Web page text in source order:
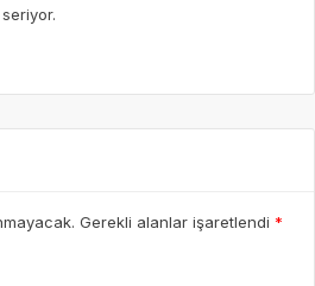
Gerekli alanlar işaretlendi *